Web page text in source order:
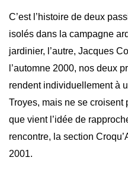
C’est l’histoire de deux
isolés dans la campagne
jardinier, l’autre, Jacques
l’automne 2000, nos deux
rendent individuellement à
Troyes, mais ne se croisent
que vient l’idée de
rencontre, la section
2001.